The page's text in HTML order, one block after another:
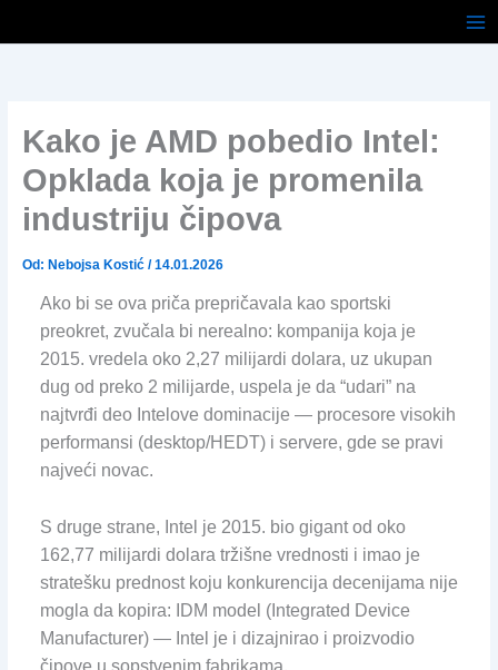
Kako je AMD pobedio Intel:
Opklada koja je promenila
industriju čipova
Od: Nebojsa Kostić /14.01.2026
Ako bi se ova priča prepričavala kao sportski
preokret, zvučala bi nerealno: kompanija koja je
2015. vredela oko 2,27 milijardi dolara, uz ukupan
dug od preko 2 milijarde, uspela je da “udari” na
najtvrđi deo Intelove dominacije — procesore visokih
performansi (desktop/HEDT) i servere, gde se pravi
najveći novac.
S druge strane, Intel je 2015. bio gigant od oko
162,77 milijardi dolara tržišne vrednosti i imao je
stratešku prednost koju konkurencija decenijama nije
mogla da kopira: IDM model (Integrated Device
Manufacturer) — Intel je i dizajnirao i proizvodio
čipove u sopstvenim fabrikama.